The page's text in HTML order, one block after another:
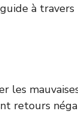
à
les
retours